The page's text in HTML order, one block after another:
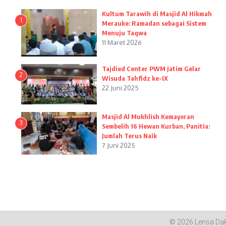
1
Kultum Tarawih di Masjid Al Hikmah
Merauke: Ramadan sebagai Sistem
Menuju Taqwa
11 Maret 2026
2
Tajdied Center PWM Jatim Gelar
Wisuda Tahfidz ke-IX
22 Juni 2025
3
Masjid Al Mukhlish Kemayoran
Sembelih 16 Hewan Kurban, Panitia:
Jumlah Terus Naik
7 Juni 2025
© 2026 Lensa